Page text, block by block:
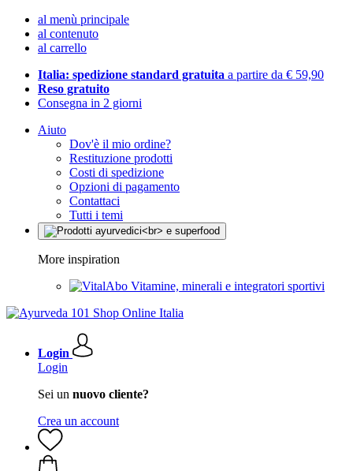
al menù principale
al contenuto
al carrello
Italia: spedizione standard gratuita a partire da € 59,90
Reso gratuito
Consegna in 2 giorni
Aiuto
Dov'è il mio ordine?
Restituzione prodotti
Costi di spedizione
Opzioni di pagamento
Contattaci
Tutti i temi
More inspiration
Vitamine, minerali e integratori sportivi
Login
Login
Sei un nuovo cliente?
Crea un account